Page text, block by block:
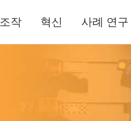
조작 혁신 사례 연구